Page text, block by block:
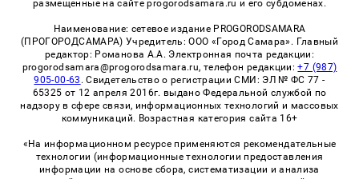
размещенные на сайте progorodsamara.ru и его субдоменах.
Наименование: сетевое издание PROGORODSAMARA
(ПРОГОРОДСАМАРА) Учредитель: ООО «Город Самара». Главный
редактор: Романова А.А. Электронная почта редакции:
progorodsamara@progorodsamara.ru, телефон редакции:+7 (987)
905-00-63 . Свидетельство о регистрации СМИ: ЭЛ № ФС 77 -
65325 от 12 апреля 2016г. выдано Федеральной службой по
надзору в сфере связи, информационных технологий и массовых
коммуникаций. Возрастная категория сайта 16+
«На информационном ресурсе применяются рекомендательные
технологии (информационные технологии предоставления
информации на основе сбора, систематизации и анализа